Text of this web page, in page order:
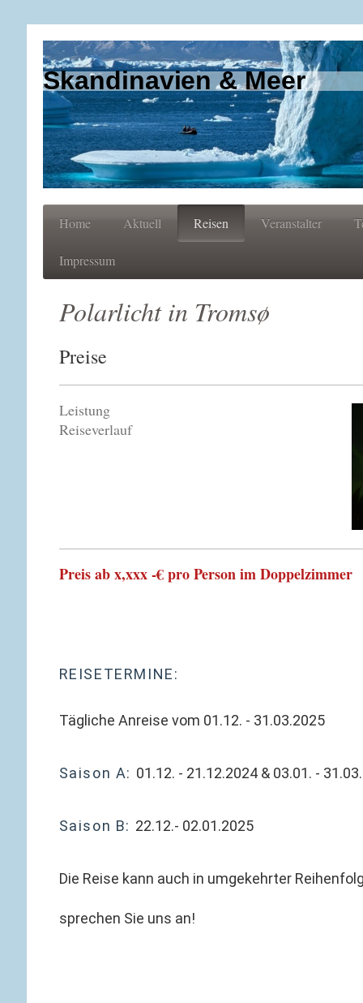
Skandinavien & Meer
Home Aktuell Reisen Veranstalter
Impressum
Polarlicht in Tromsø
Preise
Leistung
Reiseverlauf
Preis ab x,xxx -€ pro Person im Doppelzimmer
REISETERMINE:
Tägliche Anreise vom 01.12. - 31.03.2025
Saison A: 01.12. - 21.12.2024 & 03.01. -
Saison B: 22.12.- 02.01.2025
Die Reise kann auch in umgekehrter
sprechen Sie uns an!